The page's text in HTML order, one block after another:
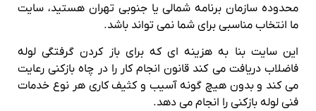
محدوده سازمان برنامه شمالی یا جنوبی تهران هستید، سایت
ما انتخاب مناسبی برای شما نمی تواند باشد.
این سایت بنا به هزینه ای که برای باز کردن گرفتگی لوله
فاضلاب دریافت می کند قانون انجام کار را در چاه بازکنی رعایت
می کند و بدون هیچ گونه آسیب و کثیف کاری هر نوع خدمات
فنی لوله بازکنی را انجام می دهد.